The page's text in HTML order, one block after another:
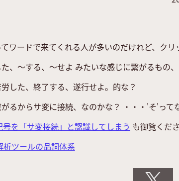
てワードで来てくれる人が多いのだけれど、ク
、～する、～せよ みたいな感じに繋がるもの、
した、終了する、遂行せよ。的な？
るからサ変に接続、なのかな？ ・・・'そ'って
を「サ変接続」と認識してしまう も御覧くださ
析ツールの品詞体系